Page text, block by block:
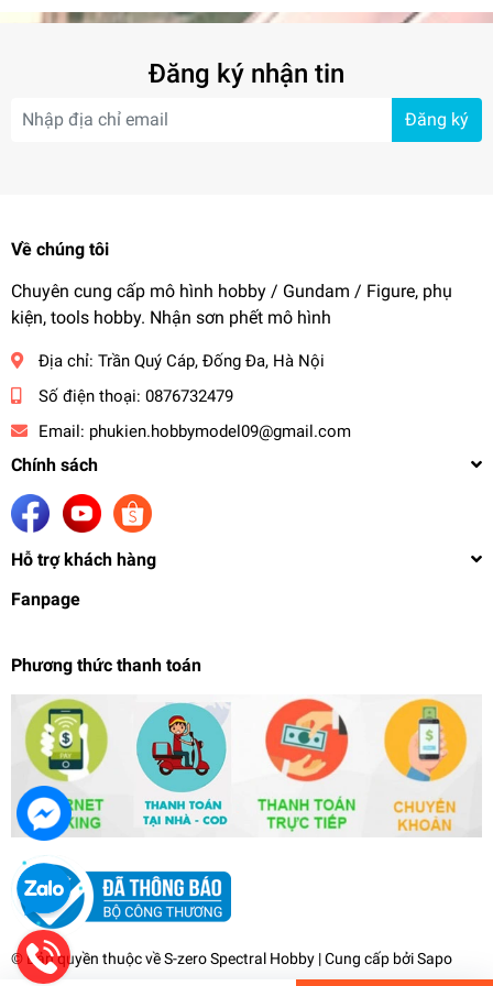
Đăng ký nhận tin
Đăng ký
Về chúng tôi
Chuyên cung cấp mô hình hobby / Gundam / Figure, phụ
kiện, tools hobby. Nhận sơn phết mô hình
Địa chỉ: Trần Quý Cáp, Đống Đa, Hà Nội
Số điện thoại: 0876732479
Email: phukien.hobbymodel09@gmail.com
Chính sách
Hỗ trợ khách hàng
Fanpage
Phương thức thanh toán
© Bản quyền thuộc vềS-zero Spectral Hobby | Cung cấp bởiSapo
Phụ kiện Gatling gun weapon kit Gundam MG HG
219.000₫
undefined